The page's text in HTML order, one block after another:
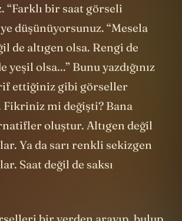
“Farklı bir saat görseli
düşünüyorsunuz. “Mesela
de altıgen olsa. Rengi de
yeşil olsa...” Bunu yazdığınız
ettiğiniz gibi görseller
mi değişti? Bana
oluştur. Altıgen değil
Ya da sarı renkli sekizgen
Saat değil de saksı